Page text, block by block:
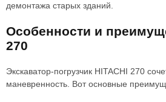
демонтажа старых зданий.
Особенности и
270
Экскаватор-погрузчик HITACHI 270
маневренность. Вот основные